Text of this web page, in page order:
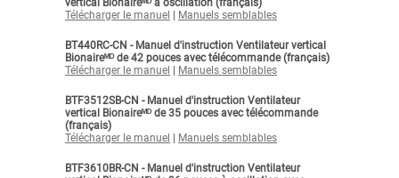
vertical Bionaireᴹᴰ à oscillation (français)
Télécharger le manuel
Manuels semblables
BT440RC-CN - Manuel d'instruction Ventilateur vertical
Bionaireᴹᴰ de 42 pouces avec télécommande (français)
Télécharger le manuel
Manuels semblables
BTF3512SB-CN - Manuel d'instruction Ventilateur
vertical Bionaireᴹᴰ de 35 pouces avec télécommande
(français)
Télécharger le manuel
Manuels semblables
BTF3610BR-CN - Manuel d'instruction Ventilateur